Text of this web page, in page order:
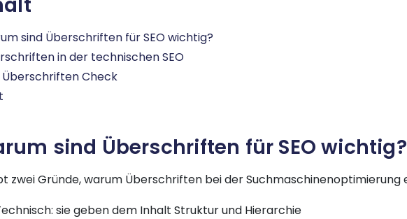
sind Überschriften für SEO wichtig?
in der technischen SEO
Überschriften Check
sind Überschriften für SEO wichtig?
zwei Gründe, warum Überschriften bei der Suchmaschinenoptimierung
sie geben dem Inhalt Struktur und Hierarchie